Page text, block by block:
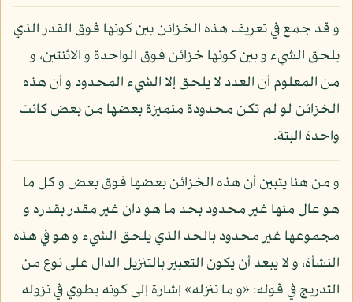
و قد جمع في تعريف هذه الخزائن بين كونها فوق القدر الذي
يلحق الشيء و بين كونها خزائن فوق الواحدة و الاثنتين، و
من المعلوم أن العدد لا يلحق إلا الشيء المحدود و أن هذه
الخزائن لو لم تكن محدودة متميزة بعضها من بعض كانت
واحدة البتة.
و من هنا يتبين أن هذه الخزائن بعضها فوق بعض و كل ما
هو عال منها غير محدود بحد ما هو دان غير مقدر بقدره و
مجموعها غير محدود بالحد الذي يلحق الشيء و هو في هذه
النشأة، و لا يبعد أن يكون التعبير بالتنزيل الدال على نوع من
التدريج في قوله: «و ما ننزله» إشارة إلى كونه يطوي في نزوله